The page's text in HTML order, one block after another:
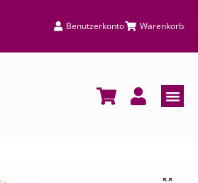
Benutzerkonto Warenkorb